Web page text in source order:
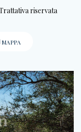
riservata
MAPPA